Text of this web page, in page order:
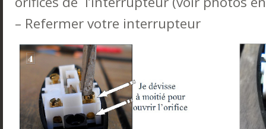
– Refermer votre interrupteur